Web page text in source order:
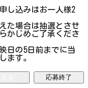
し込みはお一人様2
た場合は抽選とさせ
かじめご了承くださ
日の5日前までに当
ます。
応募終了